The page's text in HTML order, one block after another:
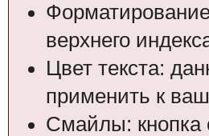
верхнего
Цвет текста:
применить к
Смайлы: кнопка